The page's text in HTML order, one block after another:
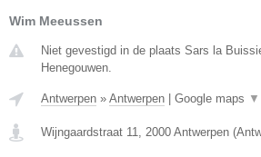
Wim Meeussen
Niet gevestigd in de plaats Sars la
Henegouwen.
Antwerpen » Antwerpen | Google maps ▼
Wijngaardstraat 11 2000 Antwerpen (